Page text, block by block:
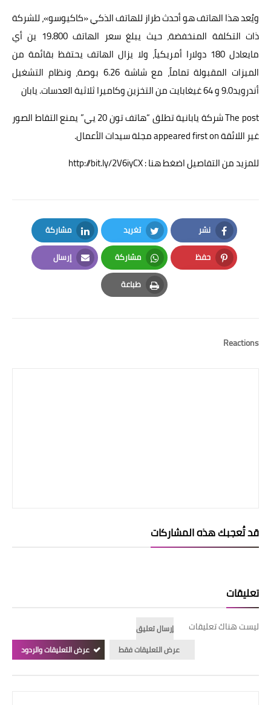
ويُعد هذا الهاتف هو أحدث طراز للهاتف الذكي «كاكيوسو»، للشركة
ذات التكلفة المنخفضة، حيث يبلغ سعر الهاتف 19.800 ين أي
مايعادل 180 دولارا أمريكياً، ولا يزال الهاتف يحتفظ بقائمة من
الميزات المقبولة تماماً، مع شاشة 6.26 بوصة، ونظام التشغيل
أندرويد9.0 و 64 غيغابايت من التخزين وكاميرا ثلاثية العدسات. يابان
The post
شركة يابانية تطلق “هاتف تون 20 يي” يمنع التقاط الصور
غير اللائقة
مجلة سيدات الأعمال.
للمزيد من التفاصيل اضغط هنا : http://bit.ly/2V6iyCX
نشر
Facebook
تغريد
Twitter
مشاركة
LinkedIn
حفظ
Pinterest
مشاركة
Whatsapp
إرسال
Email
طباعة
Print
Reactions
قد تُعجبك هذه المشاركات
تعليقات
ليست هناك تعليقات
إرسال تعليق
عرض التعليقات فقط
عرض التعليقات والردود